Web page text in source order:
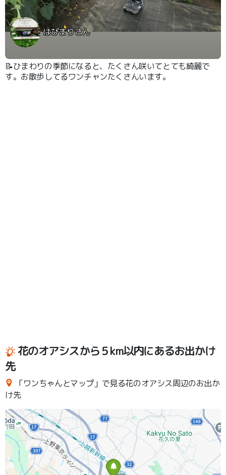
はぴまりさん
📝ひまわりの季節になると、たくさん咲いてとても綺麗で
す。お散歩してるワンチャンたくさんいます。
花のオアシスから５km以内にあるお出かけ
先
「ワンちゃんとマップ」で見る花のオアシス周辺のお出か
け先